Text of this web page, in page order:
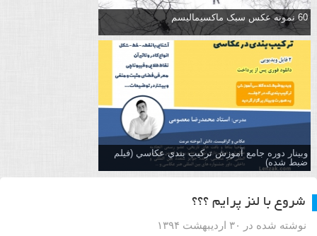
60 نمونه عکس سبک ماکسیمالیسم
وبینار دوره جامع آموزش تركيب بندي عكاسي (فیلم
ضبط شده)
شروع با لنز پرایم ؟؟؟
نوشته شده در ۳۰ اردیبهشت ۱۳۹۴